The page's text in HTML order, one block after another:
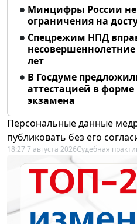
Минцифры России не
ограничения на
Спецрежим НПД
несовершеннолетние
лет
В Госдуме
аттестацией в форме
экзамена
Персональные данные
публиковать без его
18:27 7 августа 2026Судебная